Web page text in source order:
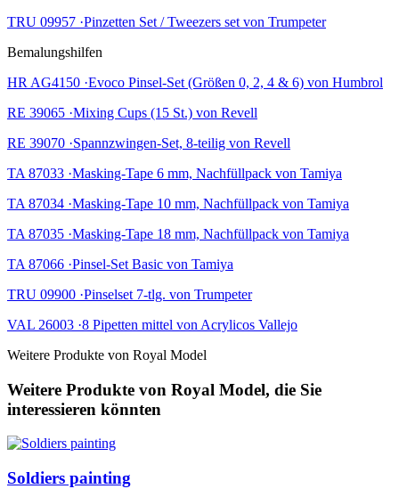
TRU 09957 ·Pinzetten Set / Tweezers set von Trumpeter
Bemalungshilfen
HR AG4150 ·Evoco Pinsel-Set (Größen 0, 2, 4 & 6) von Humbrol
RE 39065 ·Mixing Cups (15 St.) von Revell
RE 39070 ·Spannzwingen-Set, 8-teilig von Revell
TA 87033 ·Masking-Tape 6 mm, Nachfüllpack von Tamiya
TA 87034 ·Masking-Tape 10 mm, Nachfüllpack von Tamiya
TA 87035 ·Masking-Tape 18 mm, Nachfüllpack von Tamiya
TA 87066 ·Pinsel-Set Basic von Tamiya
TRU 09900 ·Pinselset 7-tlg. von Trumpeter
VAL 26003 ·8 Pipetten mittel von Acrylicos Vallejo
Weitere Produkte von Royal Model
Weitere Produkte von Royal Model, die Sie
interessieren könnten
Soldiers painting